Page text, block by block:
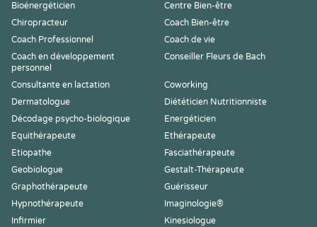
Bioénergéticien
Centre Bien-être
Chiropracteur
Coach Bien-être
Coach Professionnel
Coach de vie
Coach en développement
personnel
Conseiller Fleurs de Bach
Consultante en lactation
Coworking
Dermatologue
Diététicien Nutritionniste
Décodage psycho-biologique
Energéticien
Equithérapeute
Ethérapeute
Etiopathe
Fasciathérapeute
Geobiologue
Gestalt-Thérapeute
Graphothérapeute
Guérisseur
Hypnothérapeute
Imaginologie®
Infirmier
Kinesiologue